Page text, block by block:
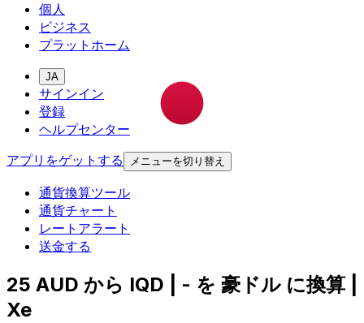
個人
ビジネス
プラットホーム
JA
サインイン
登録
ヘルプセンター
アプリをゲットする
メニューを切り替え
通貨換算ツール
通貨チャート
レートアラート
送金する
25 AUD から IQD | - を 豪ドル に換算 |
Xe